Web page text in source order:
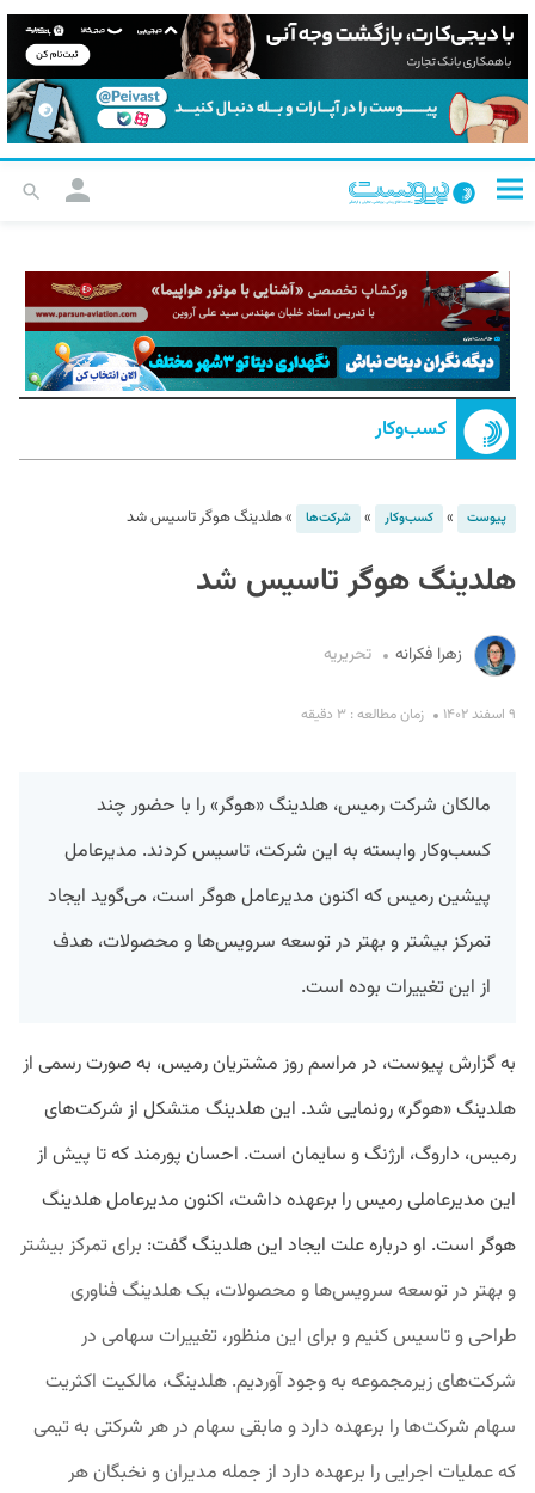
کسب‌و‌کار
پیوست » کسب‌و‌کار » شرکت‌ها »هلدینگ هوگر تاسیس شد
هلدینگ هوگر تاسیس شد
زهرا فکرانه تحریریه
۹ اسفند ۱۴۰۲ زمان مطالعه : ۳ دقیقه
مالکان شرکت رمیس، هلدینگ «هوگر» را با حضور چند
کسب‌وکار وابسته به این شرکت، تاسیس کردند. مدیرعامل
پیشین رمیس که اکنون مدیرعامل هوگر است، می‌گوید ایجاد
تمرکز بیشتر و بهتر در توسعه سرویس‌ها و محصولات، هدف
از این تغییرات بوده است.
به گزارش پیوست، در مراسم روز مشتریان رمیس، به صورت رسمی از
هلدینگ «هوگر» رونمایی شد. این هلدینگ متشکل از شرکت‌های
رمیس، داروگ، ارژنگ و سایمان است. احسان پورمند که تا پیش از
این مدیرعاملی رمیس را برعهده داشت، اکنون مدیرعامل هلدینگ
هوگر است. او درباره علت ایجاد این هلدینگ گفت: برای تمرکز بیشتر
و بهتر در توسعه سرویس‌ها و محصولات، یک هلدینگ فناوری
طراحی و تاسیس کنیم و برای این منظور، تغییرات سهامی در
شرکت‌های زیرمجموعه به وجود آوردیم. هلدینگ، مالکیت اکثریت
سهام شرکت‌ها را برعهده دارد و مابقی سهام در هر شرکتی به تیمی
که عملیات اجرایی را برعهده دارد از جمله مدیران و نخبگان هر